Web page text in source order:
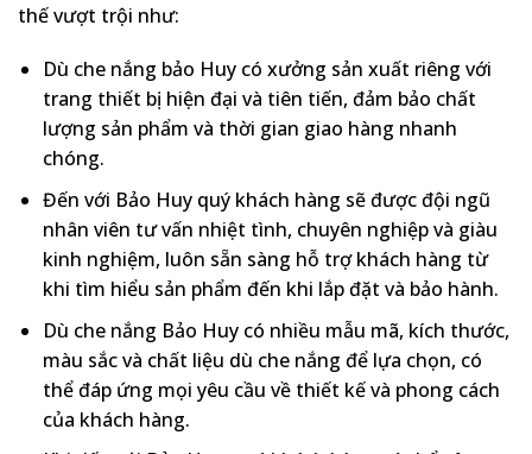
thế vượt trội như:
Dù che nắng bảo Huy có xưởng sản xuất riêng với
trang thiết bị hiện đại và tiên tiến, đảm bảo chất
lượng sản phẩm và thời gian giao hàng nhanh
chóng.
Đến với Bảo Huy quý khách hàng sẽ được đội ngũ
nhân viên tư vấn nhiệt tình, chuyên nghiệp và giàu
kinh nghiệm, luôn sẵn sàng hỗ trợ khách hàng từ
khi tìm hiểu sản phẩm đến khi lắp đặt và bảo hành.
Dù che nắng Bảo Huy có nhiều mẫu mã, kích thước,
màu sắc và chất liệu dù che nắng để lựa chọn, có
thể đáp ứng mọi yêu cầu về thiết kế và phong cách
của khách hàng.